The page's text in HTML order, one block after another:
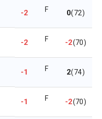
-2 F 0(72)
-2 F -2(70)
-1 F 2(74)
-1 F -2(70)